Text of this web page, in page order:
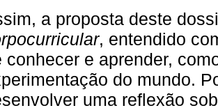
a proposta deste
, entendido
conhecer e aprender,
do mundo.
uma reflexão